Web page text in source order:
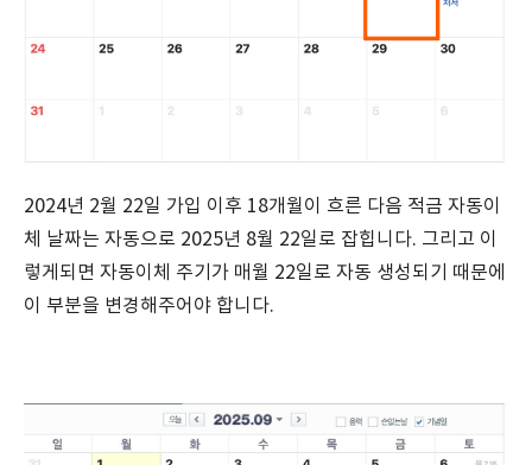
2024년 2월 22일 가입 이후 18개월이 흐른 다음 적금 자동이
체 날짜는 자동으로 2025년 8월 22일로 잡힙니다. 그리고 이
렇게되면 자동이체 주기가 매월 22일로 자동 생성되기 때문에
이 부분을 변경해주어야 합니다.